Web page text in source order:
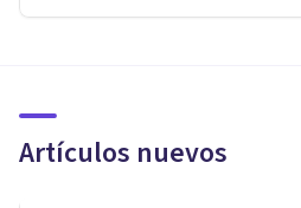
Artículos nuevos